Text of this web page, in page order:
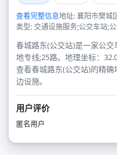
查看完整信息地址: 襄阳市樊城
类型: 交通设施服务;公交车站;
春城路东(公交站)是一家公
地专线;25路。地理坐标：
查看春城路东(公交站)的精
边设施。
用户评价
匿名用户